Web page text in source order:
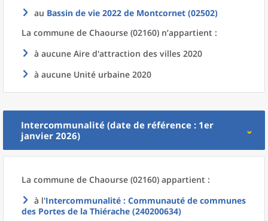
au Bassin de vie 2022 de Montcornet (02502)
La commune de Chaourse (02160) n’appartient :
à aucune Aire d'attraction des villes 2020
à aucune Unité urbaine 2020
Intercommunalité (date de référence : 1er
janvier 2026)
La commune de Chaourse (02160) appartient :
à l'Intercommunalité : Communauté de communes
des Portes de la Thiérache (240200634)